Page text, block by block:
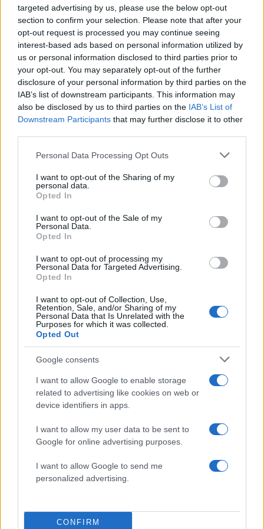
targeted advertising by us, please use the below opt-out
section to confirm your selection. Please note that after your
opt-out request is processed you may continue seeing
interest-based ads based on personal information utilized by
us or personal information disclosed to third parties prior to
your opt-out. You may separately opt-out of the further
disclosure of your personal information by third parties on the
IAB’s list of downstream participants. This information may
also be disclosed by us to third parties on the IAB’s List of
Downstream Participants that may further disclose it to other
Please note that this website/app uses one or more Google
not limited to your visit or usage behaviour. You may click to
grant or deny consent to Google and its third-party tags to
use your data for below specified purposes in below Google
consent section.
Personal Data Processing Opt Outs
I want to opt-out of the Sharing of my
personal data.
Opted In
I want to opt-out of the Sale of my
Personal Data.
Opted In
I want to opt-out of processing my
Personal Data for Targeted Advertising.
Opted In
I want to opt-out of Collection, Use,
Retention, Sale, and/or Sharing of my
Personal Data that Is Unrelated with the
Purposes for which it was collected.
Opted Out
Google consents
I want to allow Google to enable storage
related to advertising like cookies on web or
device identifiers in apps.
I want to allow my user data to be sent to
Google for online advertising purposes.
I want to allow Google to send me
personalized advertising.
CONFIRM
18:16 21.04.20
Τι λέει στο Live News η κόρη της ηλικίας 103
ετών γυναίκας που πέθανε από κορονοϊό
(video)
09.04.20
Γεωργούντζος στο Live News: “Είδα ασθενή
με κορονοϊό να πεθαίνει μπροστά μου” (video)